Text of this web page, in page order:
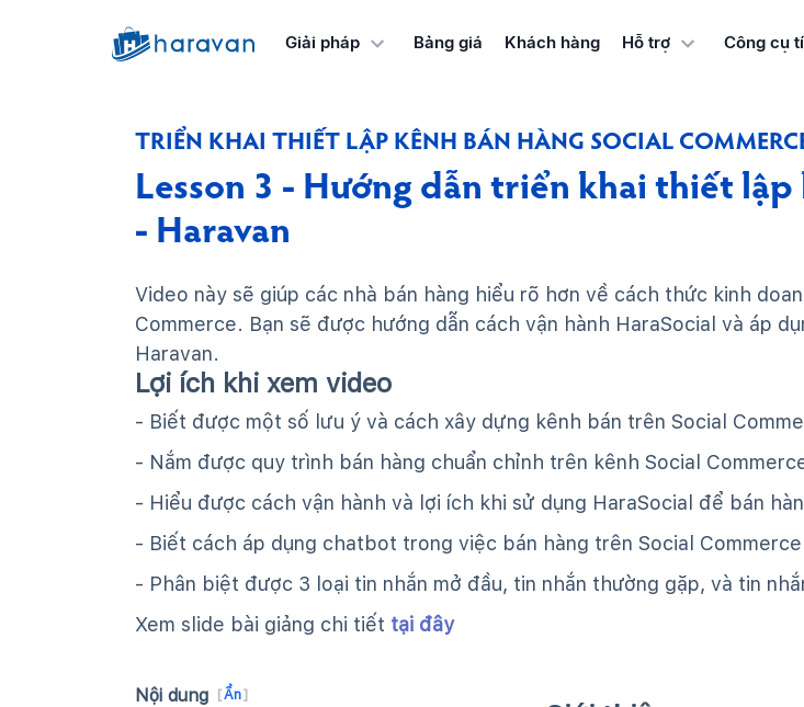
Giải pháp Bảng giá Khách hàng Hỗ trợ Công cụ
TRIỂN KHAI THIẾT LẬP KÊNH BÁN HÀNG SOCIAL
Lesson 3 - Hướng dẫn triển khai thiết lập
- Haravan
Video này sẽ giúp các nhà bán hàng hiểu rõ hơn về cách thức kinh
Commerce. Bạn sẽ được hướng dẫn cách vận hành HaraSocial và áp
Haravan.
Lợi ích khi xem video
- Biết được một số lưu ý và cách xây dựng kênh bán trên Social
- Nắm được quy trình bán hàng chuẩn chỉnh trên kênh Social
- Hiểu được cách vận hành và lợi ích khi sử dụng HaraSocial để bán
- Biết cách áp dụng chatbot trong việc bán hàng trên Social
- Phân biệt được 3 loại tin nhắn mở đầu, tin nhắn thường gặp, và tin
Xem slide bài giảng chi tiết tại đây
Nội dung [Ẩn]